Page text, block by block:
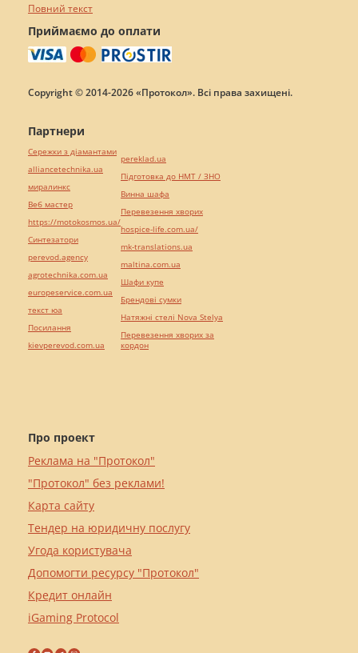
Повний текст
Приймаємо до оплати
Copyright © 2014-2026 «Протокол». Всі права захищені.
Про проект
Реклама на "Протокол"
"Протокол" без реклами!
Карта сайту
Тендер на юридичну послугу
Угода користувача
Допомогти ресурсу "Протокол"
Кредит онлайн
iGaming Protocol
Партнери
Сережки з діамантами
alliancetechnika.ua
миралинкс
Веб мастер
https://motokosmos.ua/
Синтезатори
perevod.agency
agrotechnika.com.ua
europeservice.com.ua
текст юа
Посилання
kievperevod.com.ua
pereklad.ua
Підготовка до НМТ / ЗНО
Винна шафа
Перевезення хворих
hospice-life.com.ua/
mk-translations.ua
maltina.com.ua
Шафи купе
Брендові сумки
Натяжні стелі Nova Stelya
Перевезення хворих за
кордон